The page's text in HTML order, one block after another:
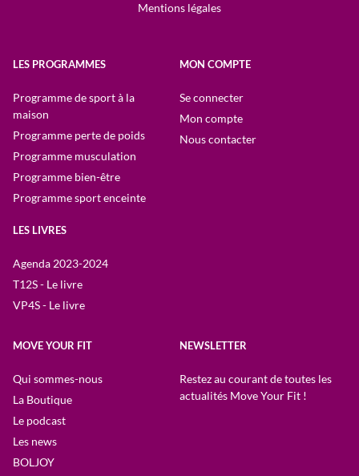
Mentions légales
LES PROGRAMMES
Programme de sport à la
maison
Programme perte de poids
Programme musculation
Programme bien-être
Programme sport enceinte
LES LIVRES
Agenda 2023-2024
T12S - Le livre
VP4S - Le livre
MON COMPTE
Se connecter
Mon compte
Nous contacter
MOVE YOUR FIT
Qui sommes-nous
La Boutique
Le podcast
Les news
BOLJOY
NEWSLETTER
Restez au courant de toutes les
actualités Move Your Fit !